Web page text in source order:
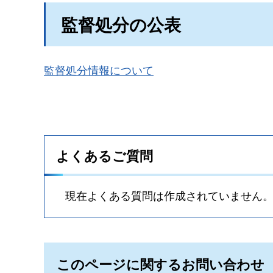
監督処分の公表
監督処分情報について
よくあるご質問
現在よくある質問は作成されていません。
このページに関するお問い合わせ